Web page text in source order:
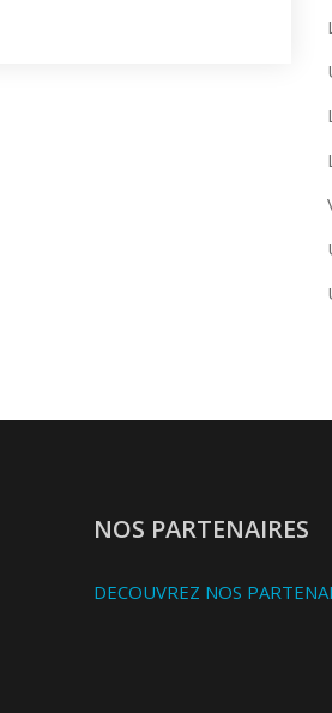
NOS PARTENAIRES
DECOUVREZ NOS